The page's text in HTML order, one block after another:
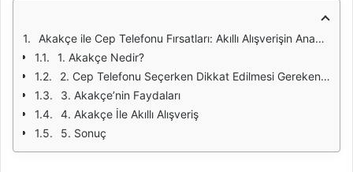
Akakçe ile Cep Telefonu Fırsatları: Akıllı Alışverişin Anahtarı
1. Akakçe Nedir?
2. Cep Telefonu Seçerken Dikkat Edilmesi Gerekenler
3. Akakçe’nin Faydaları
4. Akakçe İle Akıllı Alışveriş
5. Sonuç